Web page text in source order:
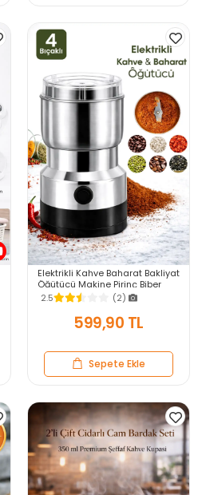
Elektrikli Kahve Baharat Bakliyat
Öğütücü Makine Pirinç Biber
Tahıl Öğütücü Değirmen Gıda
Öğütücü
2.5 (2)
599,90 TL
Sepete Ekle